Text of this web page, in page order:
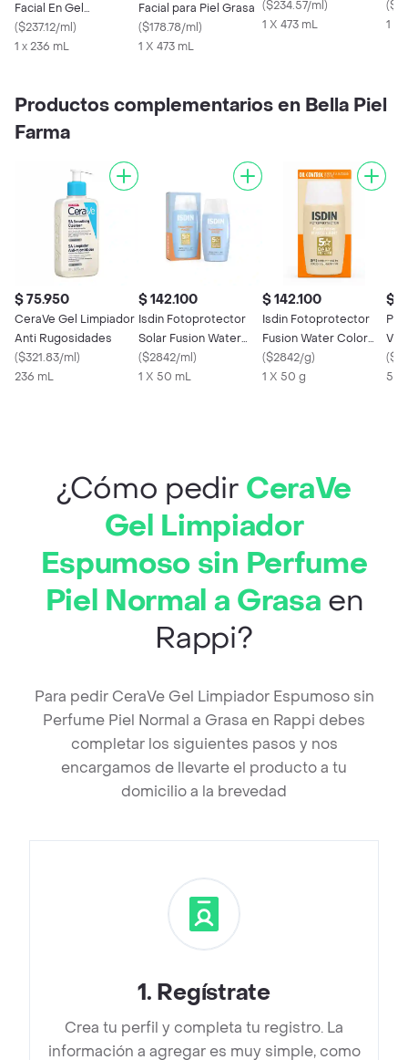
Facial En Gel
Hidratante Piel Normal
A Grasa
($237.12/ml)
1 x 236 mL
Facial para Piel Grasa
($178.78/ml)
1 X 473 mL
Perfume
($234.57/ml)
1 X 473 mL
(
1 X
Productos complementarios en Bella Piel
Farma
$ 75.950
CeraVe Gel Limpiador
Anti Rugosidades
($321.83/ml)
236 mL
$ 142.100
Isdin Fotoprotector
Solar Fusion Water
Magic SPF 50
($2842/ml)
1 X 50 mL
$ 142.100
Isdin Fotoprotector
Fusion Water Color
Light Fps 50
($2842/g)
1 X 50 g
$
Vid
Spf
(
50
¿Cómo pedir CeraVe
Gel Limpiador
Espumoso sin Perfume
Piel Normal a Grasa en
Rappi?
Para pedir CeraVe Gel Limpiador Espumoso sin
Perfume Piel Normal a Grasa en Rappi debes
completar los siguientes pasos y nos
encargamos de llevarte el producto a tu
domicilio a la brevedad
1. Regístrate
Crea tu perfil y completa tu registro. La
información a agregar es muy simple, como